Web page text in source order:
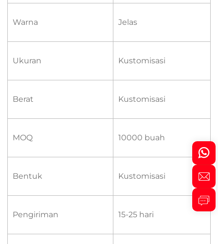
Warna Jelas
Ukuran Kustomisasi
Berat Kustomisasi
MOQ 10000 buah
Bentuk Kustomisasi
Pengiriman 15-25 hari